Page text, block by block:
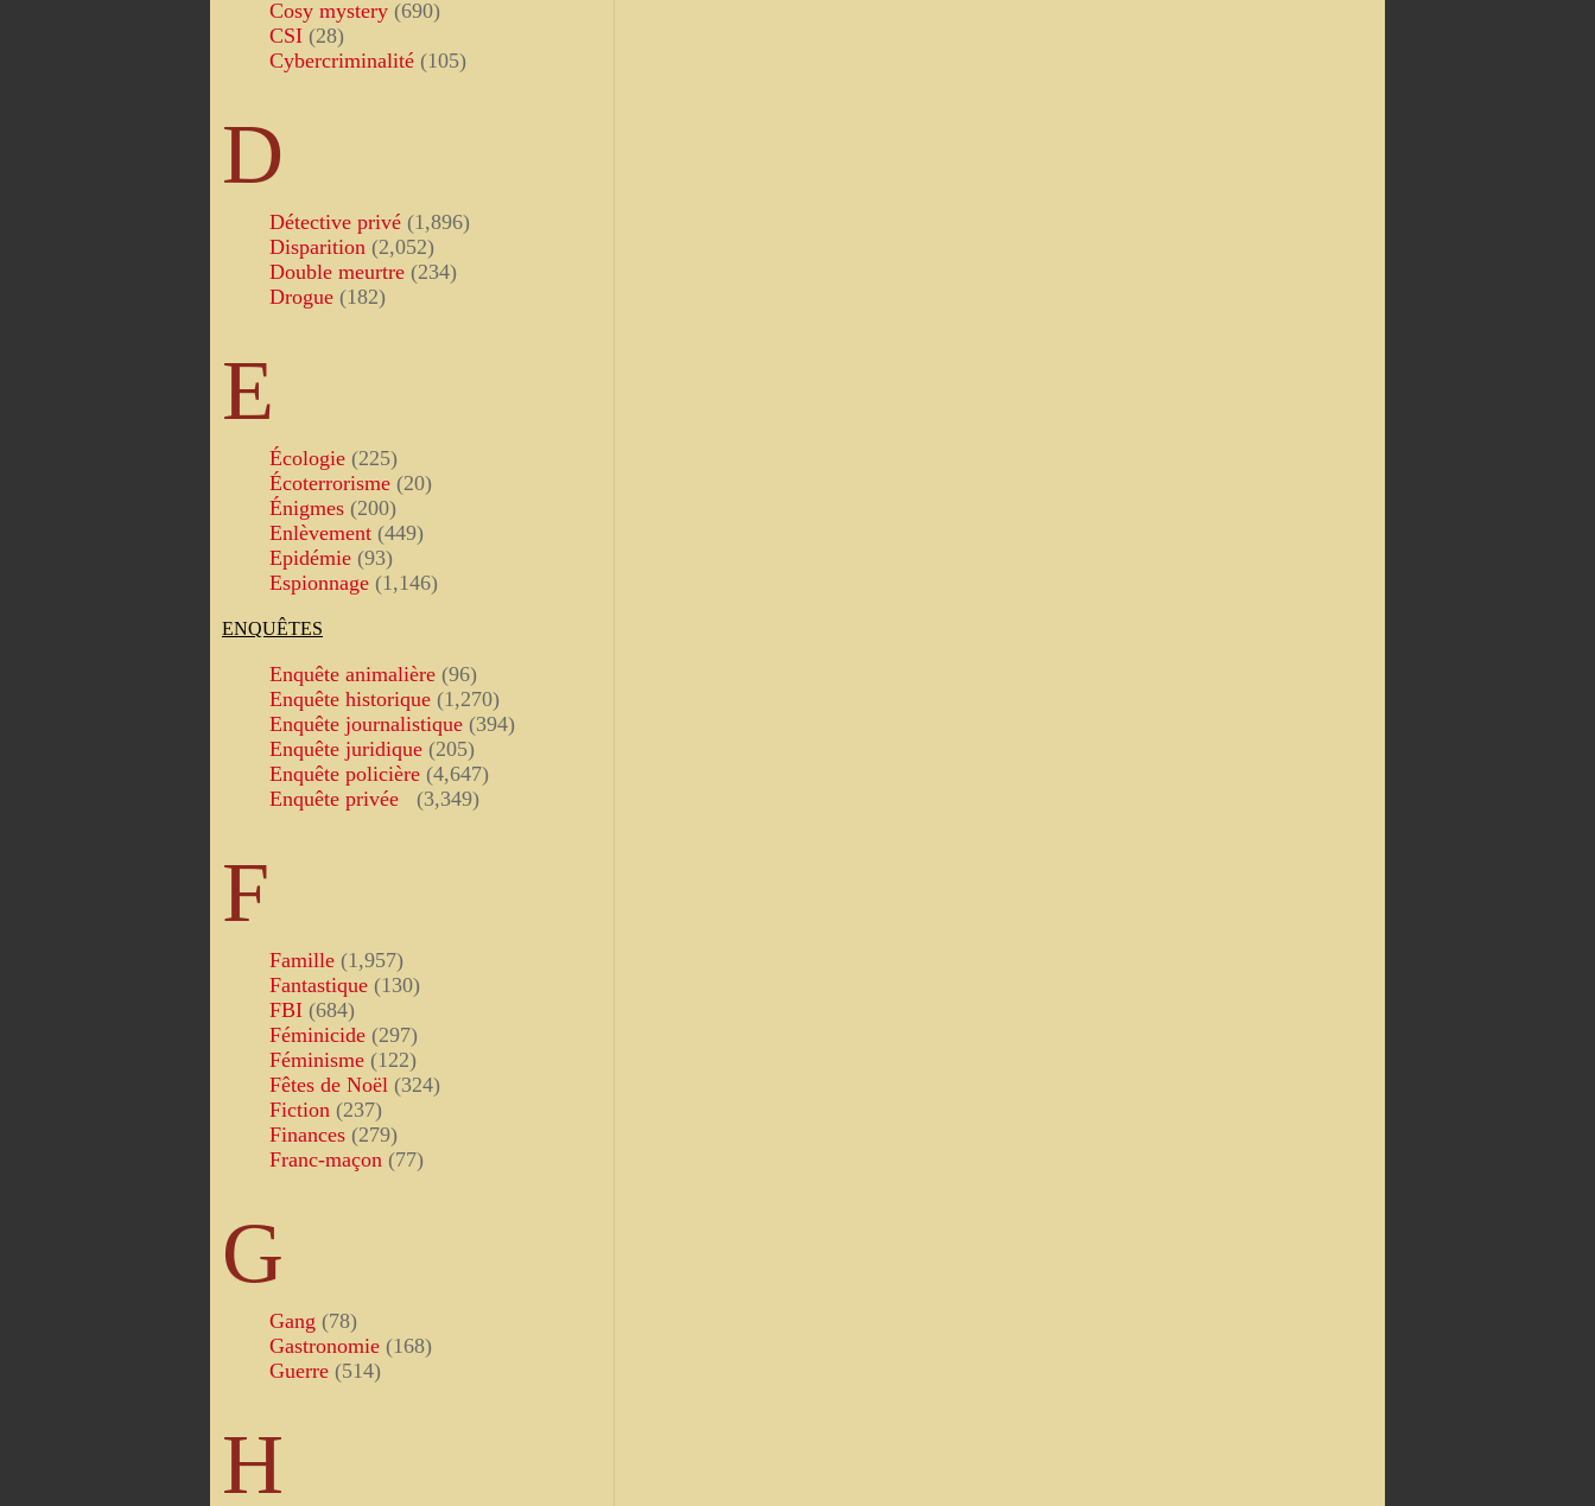
Cosy mystery (690)
CSI (28)
Cybercriminalité (105)
D
Détective privé (1,896)
Disparition (2,052)
Double meurtre (234)
Drogue (182)
E
Écologie (225)
Écoterrorisme (20)
Énigmes (200)
Enlèvement (449)
Epidémie (93)
Espionnage (1,146)
ENQUÊTES
Enquête animalière (96)
Enquête historique (1,270)
Enquête journalistique (394)
Enquête juridique (205)
Enquête policière (4,647)
Enquête privée
(3,349)
F
Famille (1,957)
Fantastique (130)
FBI (684)
Féminicide (297)
Féminisme (122)
Fêtes de Noël (324)
Fiction (237)
Finances (279)
Franc-maçon (77)
G
Gang (78)
Gastronomie (168)
Guerre (514)
H